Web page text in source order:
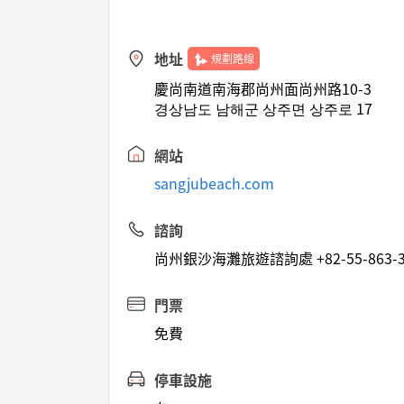
地址 規劃路線
慶尚南道南海郡尚州面尚州路10-3
경상남도 남해군 상주면 상주로 17
網站
sangjubeach.com
諮詢
尚州銀沙海灘旅遊諮詢處 +82-55-863-
門票
免費
停車設施